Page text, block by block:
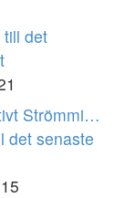
till det
Strömmi…
det senaste